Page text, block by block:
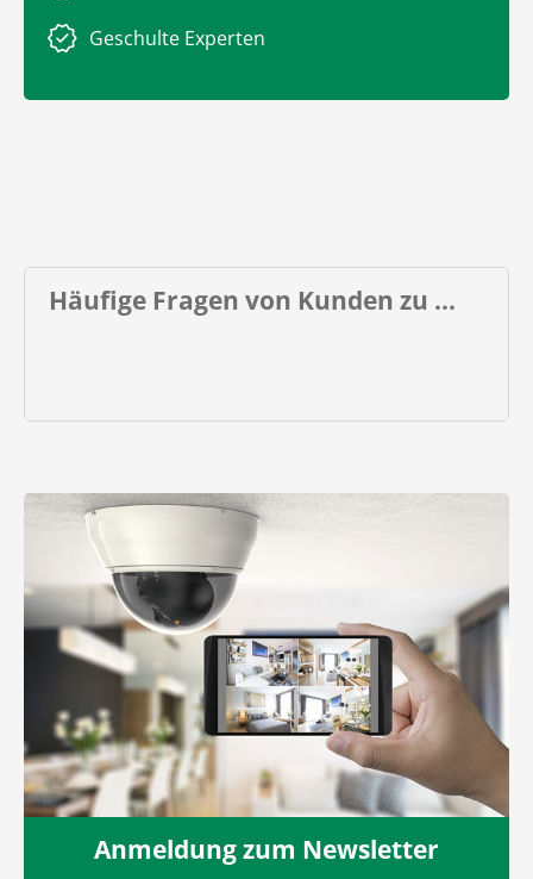
Geschulte Experten
Häufige Fragen von Kunden zu ...
Anmeldung zum Newsletter